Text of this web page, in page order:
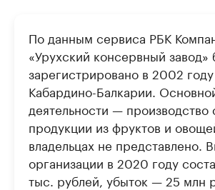
По данным сервиса РБК
«Урухский консервный завод»
зарегистрировано в 2002
Кабардино-Балкарии.
деятельности — производство
продукции из фруктов и
владельцах не представлено.
организации в 2020 году
тыс. рублей, убыток — 25 млн